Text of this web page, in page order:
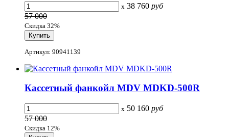
x 38 760 руб
57 000
Скидка 32%
Артикул: 90941139
Кассетный фанкойл MDV MDKD-500R
x 50 160 руб
57 000
Скидка 12%